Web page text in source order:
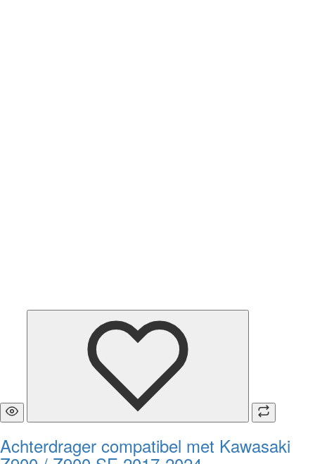
Achterdrager compatibel met Kawasaki